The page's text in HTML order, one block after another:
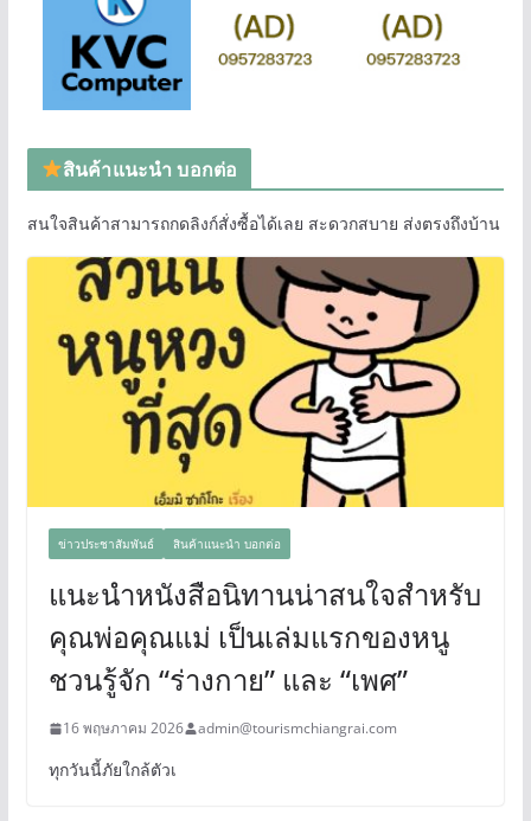
สินค้าแนะนำ บอกต่อ
สนใจสินค้าสามารถกดลิงก์สั่งซื้อได้เลย สะดวกสบาย ส่งตรงถึงบ้าน
ข่าวประชาสัมพันธ์ สินค้าแนะนำ บอกต่อ
แนะนำหนังสือนิทานน่าสนใจสำหรับ
คุณพ่อคุณแม่ เป็นเล่มแรกของหนู
ชวนรู้จัก “ร่างกาย” และ “เพศ”
16 พฤษภาคม 2026 admin@tourismchiangrai.com
ทุกวันนี้ภัยใกล้ตัวเ